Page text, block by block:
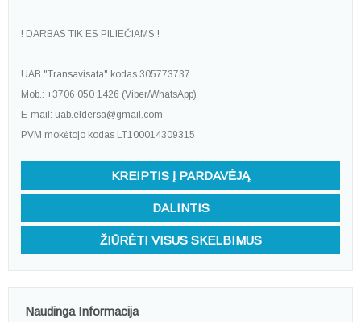
! DARBAS TIK ES PILIEČIAMS !
UAB "Transavisata" kodas 305773737
Mob.: +3706 050 1426 (Viber/WhatsApp)
E-mail: uab.eldersa@gmail.com
PVM mokėtojo kodas LT100014309315
KREIPTIS Į PARDAVĖJĄ
DALINTIS
ŽIŪRĖTI VISUS SKELBIMUS
Naudinga Informacija